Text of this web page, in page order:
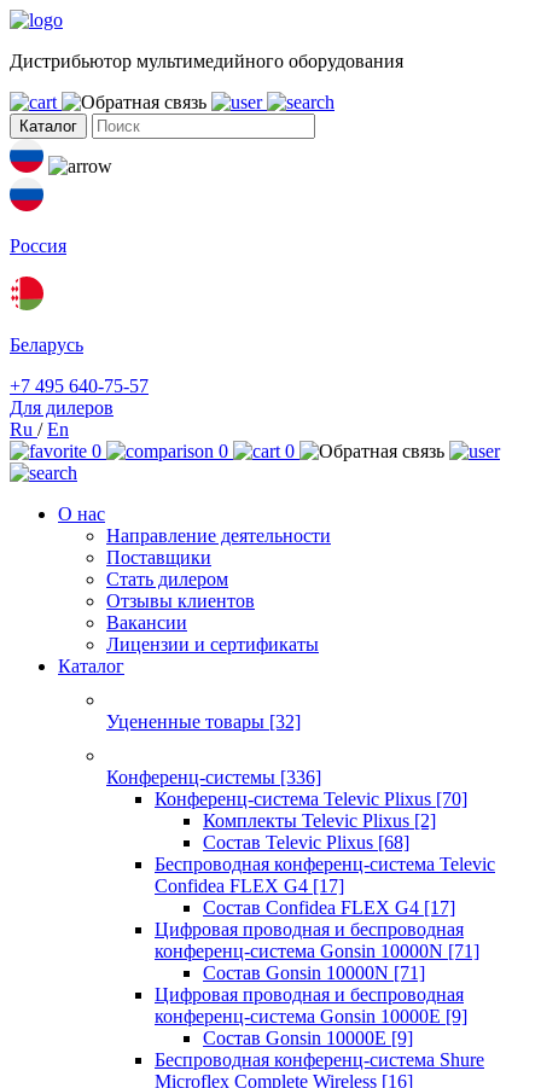
Дистрибьютор мультимедийного оборудования
Каталог
Россия
Беларусь
+7 495 640-75-57
Для дилеров
Ru /En
0
0 0
О нас
Направление деятельности
Поставщики
Стать дилером
Отзывы клиентов
Вакансии
Лицензии и сертификаты
Каталог
Уцененные товары [32]
Конференц-системы [336]
Конференц-система Televic Plixus [70]
Комплекты Televic Plixus [2]
Состав Televic Plixus [68]
Беспроводная конференц-система Televic
Confidea FLEX G4 [17]
Состав Confidea FLEX G4 [17]
Цифровая проводная и беспроводная
конференц-система Gonsin 10000N [71]
Состав Gonsin 10000N [71]
Цифровая проводная и беспроводная
конференц-система Gonsin 10000E [9]
Состав Gonsin 10000E [9]
Беспроводная конференц-система Shure
Microflex Complete Wireless [16]